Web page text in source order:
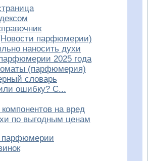
парфюмерии)
наносить духи
2025 года
(парфюмерия)
словарь
ошибку? С...
на вред
по выгодным ценам
парфюмерии